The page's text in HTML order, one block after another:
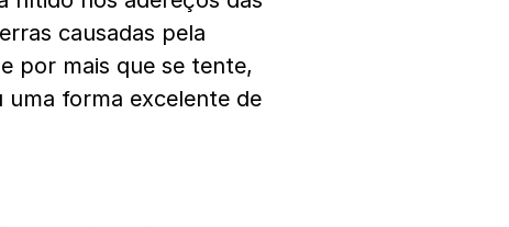
causadas pela
por mais que se tente,
uma forma excelente de